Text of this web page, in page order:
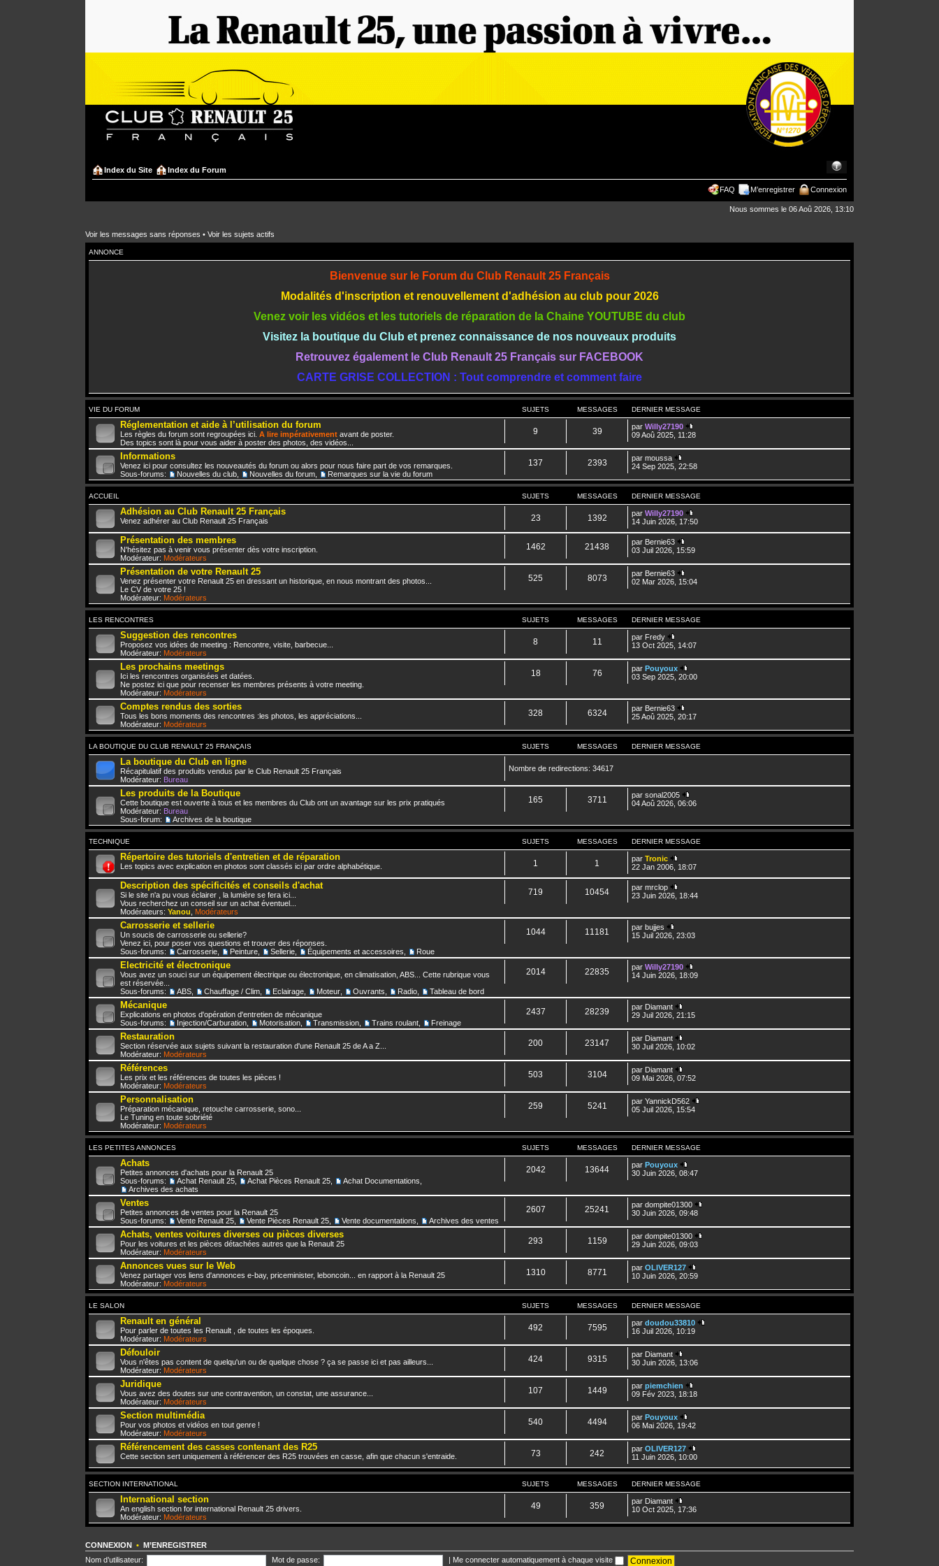
Index du Site Index du Forum
FAQ M’enregistrer Connexion
Nous sommes le 06 Aoû 2026, 13:10
Voir les messages sans réponses • Voir les sujets actifs
ANNONCE
Bienvenue sur le Forum du Club Renault 25 Français
Modalités d'inscription et renouvellement d'adhésion au club pour 2026
Venez voir les vidéos et les tutoriels de réparation de la Chaine YOUTUBE du club
Visitez la boutique du Club et prenez connaissance de nos nouveaux produits
Retrouvez également le Club Renault 25 Français sur FACEBOOK
CARTE GRISE COLLECTION : Tout comprendre et comment faire
VIE DU FORUM SUJETS MESSAGES DERNIER MESSAGE
Réglementation et aide à l’utilisation du forum
Les règles du forum sont regroupées ici. A lire impérativement avant de poster.
Des topics sont là pour vous aider à poster des photos, des vidéos...
9 39 parWilly27190
09 Aoû 2025, 11:28
Informations
Venez ici pour consultez les nouveautés du forum ou alors pour nous faire part de vos remarques.
Sous-forums:
Nouvelles du club Nouvelles du forum Remarques sur la vie du forum
137 2393 parmoussa
24 Sep 2025, 22:58
ACCUEIL SUJETS MESSAGES DERNIER MESSAGE
Adhésion au Club Renault 25 Français
Venez adhérer au Club Renault 25 Français 23 1392 parWilly27190
14 Juin 2026, 17:50
Présentation des membres
N'hésitez pas à venir vous présenter dès votre inscription.
Modérateur: Modérateurs
1462 21438 par Bernie63
03 Juil 2026, 15:59
Présentation de votre Renault 25
Venez présenter votre Renault 25 en dressant un historique, en nous montrant des photos...
Le CV de votre 25 !
Modérateur: Modérateurs
525 8073 par Bernie63
02 Mar 2026, 15:04
LES RENCONTRES SUJETS MESSAGES DERNIER MESSAGE
Suggestion des rencontres
Proposez vos idées de meeting : Rencontre, visite, barbecue...
Modérateur: Modérateurs
8 11 par Fredy
13 Oct 2025, 14:07
Les prochains meetings
Ici les rencontres organisées et datées.
Ne postez ici que pour recenser les membres présents à votre meeting.
Modérateur: Modérateurs
18 76 parPouyoux
03 Sep 2025, 20:00
Comptes rendus des sorties
Tous les bons moments des rencontres :les photos, les appréciations...
Modérateur: Modérateurs
328 6324 par Bernie63
25 Aoû 2025, 20:17
LA BOUTIQUE DU CLUB RENAULT 25 FRANÇAIS SUJETS MESSAGES DERNIER MESSAGE
La boutique du Club en ligne
Récapitulatif des produits vendus par le Club Renault 25 Français
Modérateur: Bureau
Nombre de redirections: 34617
Les produits de la Boutique
Cette boutique est ouverte à tous et les membres du Club ont un avantage sur les prix pratiqués
Modérateur: Bureau
Sous-forum:
Archives de la boutique
165 3711 parsonal2005
04 Aoû 2026, 06:06
TECHNIQUE SUJETS MESSAGES DERNIER MESSAGE
Répertoire des tutoriels d'entretien et de réparation
Les topics avec explication en photos sont classés ici par ordre alphabétique. 1 1 parTronic
22 Jan 2006, 18:07
Description des spécificités et conseils d'achat
Si le site n'a pu vous éclairer , la lumière se fera ici...
Vous recherchez un conseil sur un achat éventuel...
Modérateurs: Yanou Modérateurs
719 10454 parmrclop
23 Juin 2026, 18:44
Carrosserie et sellerie
Un soucis de carrosserie ou sellerie?
Venez ici, pour poser vos questions et trouver des réponses.
Sous-forums:
Carrosserie Peinture Sellerie Équipements et accessoires Roue
1044 11181 parbujjes
15 Juil 2026, 23:03
Electricité et électronique
Vous avez un souci sur un équipement électrique ou électronique, en climatisation, ABS... Cette rubrique vous
est réservée...
Sous-forums:
ABS Chauffage / Clim Eclairage Moteur Ouvrants Radio Tableau de bord
2014 22835 parWilly27190
14 Juin 2026, 18:09
Mécanique
Explications en photos d'opération d'entretien de mécanique
Sous-forums:
Injection/Carburation Motorisation Transmission Trains roulant Freinage
2437 28239 par Diamant
29 Juil 2026, 21:15
Restauration
Section réservée aux sujets suivant la restauration d'une Renault 25 de A a Z...
Modérateur: Modérateurs
200 23147 par Diamant
30 Juil 2026, 10:02
Références
Les prix et les références de toutes les pièces !
Modérateur: Modérateurs
503 3104 par Diamant
09 Mai 2026, 07:52
Personnalisation
Préparation mécanique, retouche carrosserie, sono...
Le Tuning en toute sobriété
Modérateur: Modérateurs
259 5241 parYannickD562
05 Juil 2026, 15:54
LES PETITES ANNONCES SUJETS MESSAGES DERNIER MESSAGE
Achats
Petites annonces d'achats pour la Renault 25
Sous-forums:
Achat Renault 25 Achat Pièces Renault 25 Achat Documentations
Archives des achats
2042 13644 parPouyoux
30 Juin 2026, 08:47
Ventes
Petites annonces de ventes pour la Renault 25
Sous-forums:
Vente Renault 25 Vente Pièces Renault 25 Vente documentations Archives des ventes
2607 25241 pardompite01300
30 Juin 2026, 09:48
Achats, ventes voitures diverses ou pièces diverses
Pour les voitures et les pièces détachées autres que la Renault 25
Modérateur: Modérateurs
293 1159 pardompite01300
29 Juin 2026, 09:03
Annonces vues sur le Web
Venez partager vos liens d'annonces e-bay, priceminister, leboncoin... en rapport à la Renault 25
Modérateur: Modérateurs
1310 8771 parOLIVER127
10 Juin 2026, 20:59
LE SALON SUJETS MESSAGES DERNIER MESSAGE
Renault en général
Pour parler de toutes les Renault , de toutes les époques.
Modérateur: Modérateurs
492 7595 pardoudou33810
16 Juil 2026, 10:19
Défouloir
Vous n'êtes pas content de quelqu'un ou de quelque chose ? ça se passe ici et pas ailleurs...
Modérateur: Modérateurs
424 9315 par Diamant
30 Juin 2026, 13:06
Juridique
Vous avez des doutes sur une contravention, un constat, une assurance...
Modérateur: Modérateurs
107 1449 parpiemchien
09 Fév 2023, 18:18
Section multimédia
Pour vos photos et vidéos en tout genre !
Modérateur: Modérateurs
540 4494 parPouyoux
06 Mai 2026, 19:42
Référencement des casses contenant des R25
Cette section sert uniquement à référencer des R25 trouvées en casse, afin que chacun s'entraide. 73 242 parOLIVER127
11 Juin 2026, 10:00
SECTION INTERNATIONAL SUJETS MESSAGES DERNIER MESSAGE
International section
An english section for international Renault 25 drivers.
Modérateur: Modérateurs
49 359 par Diamant
10 Oct 2025, 17:36
CONNEXION • M’ENREGISTRER
Nom d’utilisateur:
Mot de passe: Me connecter automatiquement à chaque visite